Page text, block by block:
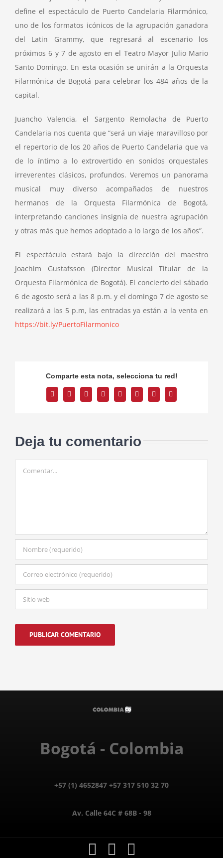
define el espectáculo de Puerto Candelaria Filarmónico,
uno de los formatos icónicos de la agrupación ganadora
del Latin Grammy, que regresará al escenario los
próximos 6 y 7 de agosto en el Teatro Mayor Julio Mario
Santo Domingo. En esta ocasión se unirán a la Orquesta
Filarmónica de Bogotá para celebrar los 484 años de la
capital.
Juancho Valencia, el Sargento Remolacha de Puerto
Candelaria nos cuenta que “será un viaje maravilloso por
el repertorio de los 20 años de Puerto Candelaria que va
de lo íntimo a lo extrovertido en sonidos orquestales
irreverentes clásicos, profundos. Veremos un panorama
musical muy diverso acompañados de nuestros
hermanos de la Orquesta Filarmónica de Bogotá,
interpretando canciones insignia de nuestra agrupación
y otras más que hemos adoptado a lo largo de los años”.
El espectáculo estará bajo la dirección del maestro
Joachim Gustafsson (Director Musical Titular de la
Orquesta Filarmónica de Bogotá). El concierto del sábado
6 de agosto será a las 8 p.m. y el domingo 7 de agosto se
realizará a las 5 p.m, las entradas ya están a la venta en
https://bit.ly/PuertoFilarmonico
Comparte esta nota, selecciona tu red!
FacebookTwitterRedditLinkedInTumblrPinterest
Vk
Correo
electrónico
Deja tu comentario
Bogotá - Colombia
+57 (1) 4652847 +57 317 510 32 70
Av. Calle 64C # 68B - 98